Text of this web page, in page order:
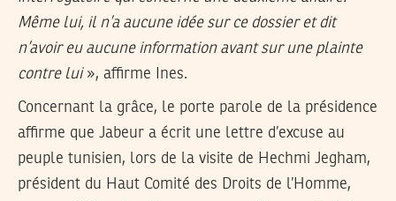
Même lui, il n’a aucune idée sur ce dossier et dit
n’avoir eu aucune information avant sur une plainte
contre lui», affirme Ines.
Concernant la grâce, le porte parole de la présidence
affirme que Jabeur a écrit une lettre d’excuse au
peuple tunisien, lors de la visite de Hechmi Jegham,
président du Haut Comité des Droits de l’Homme,